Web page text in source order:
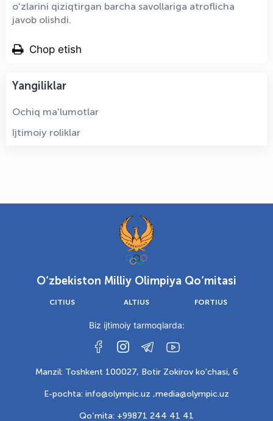
oʻzlarini qiziqtirgan barcha savollariga atroflicha
javob olishdi.
Chop etish
Yangiliklar
Ochiq ma'lumotlar
Ijtimoiy roliklar
O‘zbekiston Milliy Olimpiya Qo‘mitasi
CITIUS ALTIUS FORTIUS
Biz ijtimoiy tarmoqlarda:
Manzil: Toshkent 100027, Botir Zokirov ko'chasi, 6
E-pochta: info@olympic.uz ,media@olympic.uz
Qo‘mita: +99871 244 41 41